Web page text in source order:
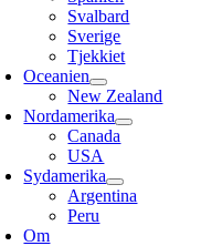
Svalbard
Sverige
Tjekkiet
Oceanien
New Zealand
Nordamerika
Canada
USA
Sydamerika
Argentina
Peru
Om